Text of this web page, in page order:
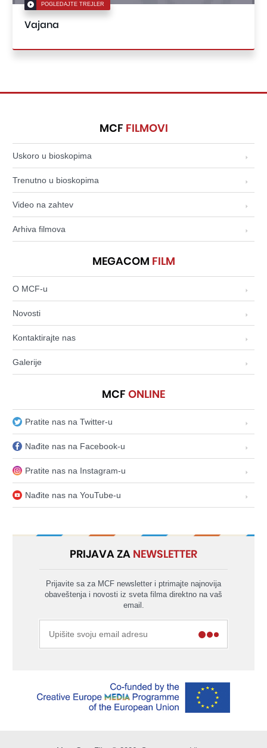
POGLEDAJTE TREJLER
Vajana
MCF FILMOVI
Uskoro u bioskopima
Trenutno u bioskopima
Video na zahtev
Arhiva filmova
MEGACOM FILM
O MCF-u
Novosti
Kontaktirajte nas
Galerije
MCF ONLINE
Pratite nas na Twitter-u
Nađite nas na Facebook-u
Pratite nas na Instagram-u
Nađite nas na YouTube-u
PRIJAVA ZA NEWSLETTER
Prijavite sa za MCF newsletter i ptrimajte najnovija
obaveštenja i novosti iz sveta filma direktno na vaš
email.